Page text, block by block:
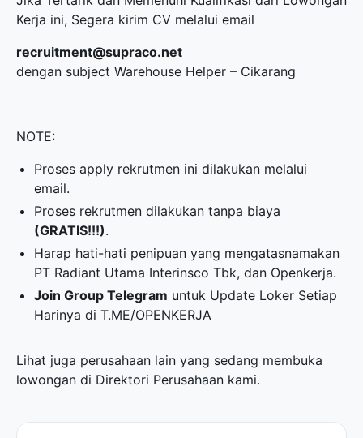
Kerja ini, Segera kirim CV melalui email
recruitment@supraco.net
dengan subject Warehouse Helper – Cikarang
NOTE:
Proses apply rekrutmen ini dilakukan melalui
email.
Proses rekrutmen dilakukan tanpa biaya
(GRATIS!!!).
Harap hati-hati penipuan yang mengatasnamakan
PT Radiant Utama Interinsco Tbk, dan Openkerja.
Join Group Telegram untuk Update Loker Setiap
Harinya diT.ME/OPENKERJA
Lihat juga perusahaan lain yang sedang membuka
lowongan di Direktori Perusahaan kami.